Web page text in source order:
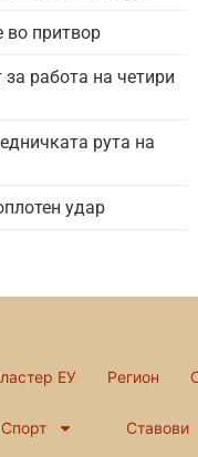
во притвор
за работа на четири
рута на
удар
ЕУ Регион
Спорт Ставови